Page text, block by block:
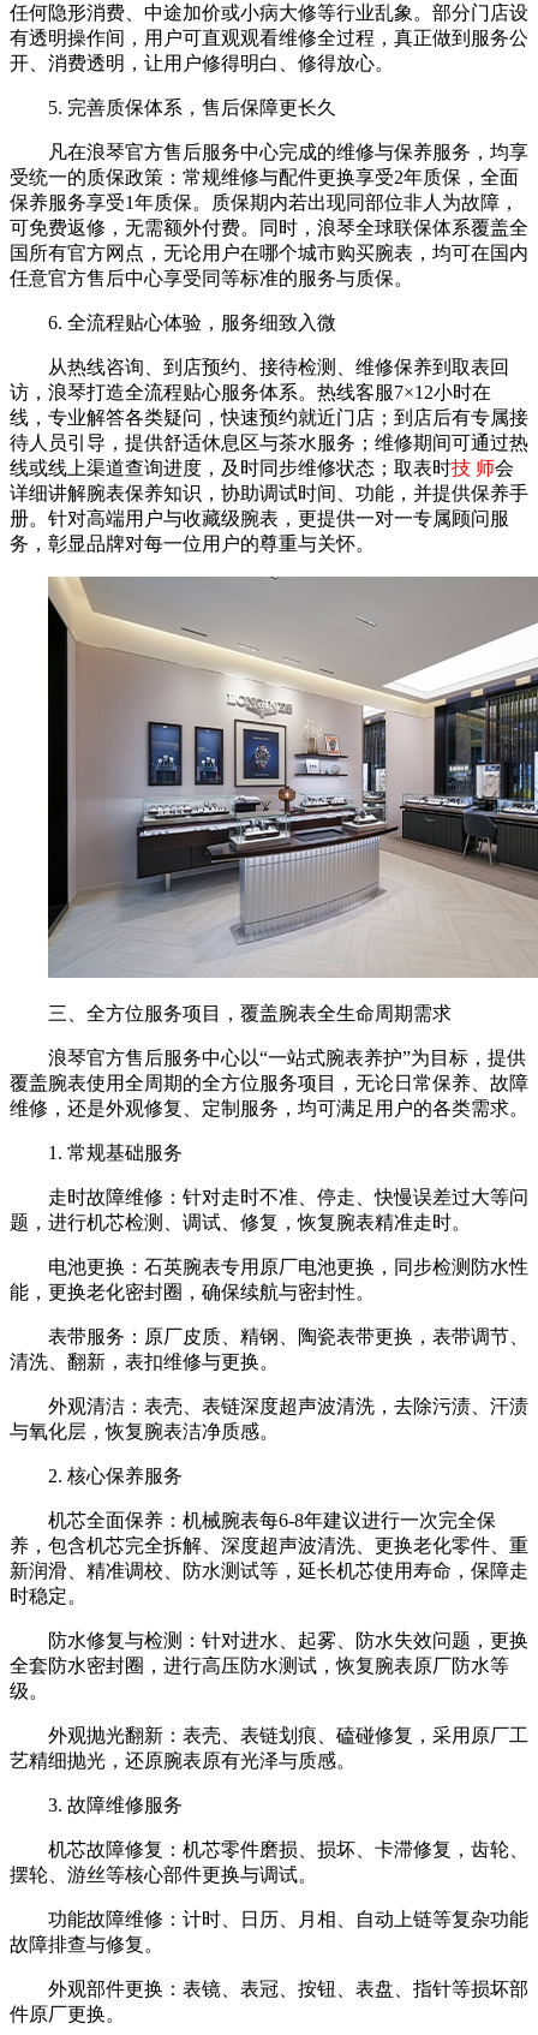
任何隐形消费、中途加价或小病大修等行业乱象。部分门店设
有透明操作间，用户可直观观看维修全过程，真正做到服务公
开、消费透明，让用户修得明白、修得放心。
5. 完善质保体系，售后保障更长久
凡在浪琴官方售后服务中心完成的维修与保养服务，均享
受统一的质保政策：常规维修与配件更换享受2年质保，全面
保养服务享受1年质保。质保期内若出现同部位非人为故障，
可免费返修，无需额外付费。同时，浪琴全球联保体系覆盖全
国所有官方网点，无论用户在哪个城市购买腕表，均可在国内
任意官方售后中心享受同等标准的服务与质保。
6. 全流程贴心体验，服务细致入微
从热线咨询、到店预约、接待检测、维修保养到取表回
访，浪琴打造全流程贴心服务体系。热线客服7×12小时在
线，专业解答各类疑问，快速预约就近门店；到店后有专属接
待人员引导，提供舒适休息区与茶水服务；维修期间可通过热
线或线上渠道查询进度，及时同步维修状态；取表时技 师会
详细讲解腕表保养知识，协助调试时间、功能，并提供保养手
册。针对高端用户与收藏级腕表，更提供一对一专属顾问服
务，彰显品牌对每一位用户的尊重与关怀。
三、全方位服务项目，覆盖腕表全生命周期需求
浪琴官方售后服务中心以“一站式腕表养护”为目标，提供
覆盖腕表使用全周期的全方位服务项目，无论日常保养、故障
维修，还是外观修复、定制服务，均可满足用户的各类需求。
1. 常规基础服务
走时故障维修：针对走时不准、停走、快慢误差过大等问
题，进行机芯检测、调试、修复，恢复腕表精准走时。
电池更换：石英腕表专用原厂电池更换，同步检测防水性
能，更换老化密封圈，确保续航与密封性。
表带服务：原厂皮质、精钢、陶瓷表带更换，表带调节、
清洗、翻新，表扣维修与更换。
外观清洁：表壳、表链深度超声波清洗，去除污渍、汗渍
与氧化层，恢复腕表洁净质感。
2. 核心保养服务
机芯全面保养：机械腕表每6-8年建议进行一次完全保
养，包含机芯完全拆解、深度超声波清洗、更换老化零件、重
新润滑、精准调校、防水测试等，延长机芯使用寿命，保障走
时稳定。
防水修复与检测：针对进水、起雾、防水失效问题，更换
全套防水密封圈，进行高压防水测试，恢复腕表原厂防水等
级。
外观抛光翻新：表壳、表链划痕、磕碰修复，采用原厂工
艺精细抛光，还原腕表原有光泽与质感。
3. 故障维修服务
机芯故障修复：机芯零件磨损、损坏、卡滞修复，齿轮、
摆轮、游丝等核心部件更换与调试。
功能故障维修：计时、日历、月相、自动上链等复杂功能
故障排查与修复。
外观部件更换：表镜、表冠、按钮、表盘、指针等损坏部
件原厂更换。